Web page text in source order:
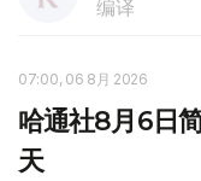
编译
07:00, 06 8月 2026
哈通社8月6日
天